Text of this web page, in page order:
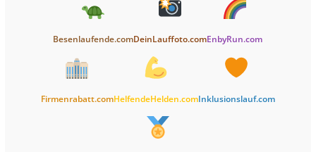
Besenlaufende.comDeinLauffoto.comEnbyRun.com
Firmenrabatt.comHelfendeHelden.comInklusionslauf.com